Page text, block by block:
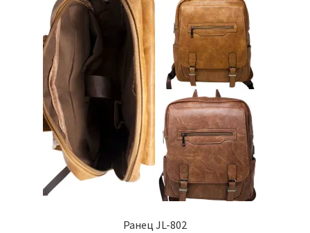
Ранец JL-802